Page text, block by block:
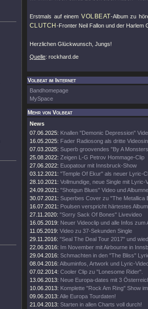
Erstmals auf einemVOLBEAT-Album zu
CLUTCH -Fronter Neil Fallon und der Harlem
Herzlichen Glückwunsch, Jungs!
Quelle: rockhard.de
Volbeat im Internet
Bandhomepage
MySpace
Mehr von Volbeat
News
07.06.2025: Knallen "Demonic Depression"
16.05.2025: Fader Radiosong als dritte
07.03.2025: Superb groovendes "By A
25.08.2022: Zeigen L-G Petrov Hommage-Clip
27.06.2022: Euopatour mit Innsbruck-Show
03.12.2021: "Temple Of Ekur" als neuer Lyric-
28.10.2021: Vollmundige, neue Single mit Lyric-
24.09.2021: "Shotgun Blues" Video und
30.07.2021: Superbes Cover zu "The Metallica
16.07.2021: Poulsen verspricht härtestes
27.11.2020: "Sorry Sack Of Bones" Livevideo
16.05.2019: Neuer Videoclip und alle Infos zum
11.05.2019: Video zu 37-Sekunden Single
29.11.2016: "Seal The Deal Tour 2017" und
22.06.2016: Im November mit Airbourne in
29.04.2016: Schmachten in den "The Bliss"
08.04.2016: Albuminfos, Artwork und Lyric-
07.02.2014: Cooler Clip zu "Lonesome Rider".
13.06.2013: Neue Europa-dates mit 3
10.06.2013: Komplette "Rock Am Ring" Show
09.06.2013: Alle Europa Tourdaten!
21.04.2013: Starten in allen Charts voll durch!